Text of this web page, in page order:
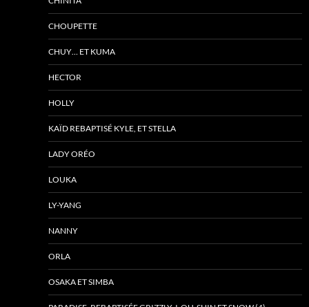
CHOUPETTE
CHUY… ET KUMA
HECTOR
HOLLY
KAÏD REBAPTISÉ KYLE, ET STELLA
LADY ORÉO
LOUKA
LY-YANG
NANNY
ORLA
OSAKA ET SIMBA